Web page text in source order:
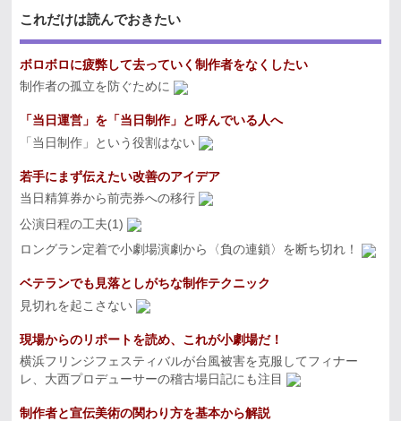
これだけは読んでおきたい
ボロボロに疲弊して去っていく制作者をなくしたい
制作者の孤立を防ぐために
「当日運営」を「当日制作」と呼んでいる人へ
「当日制作」という役割はない
若手にまず伝えたい改善のアイデア
当日精算券から前売券への移行
公演日程の工夫(1)
ロングラン定着で小劇場演劇から〈負の連鎖〉を断ち切れ！
ベテランでも見落としがちな制作テクニック
見切れを起こさない
現場からのリポートを読め、これが小劇場だ！
横浜フリンジフェスティバルが台風被害を克服してフィナー
レ、大西プロデューサーの稽古場日記にも注目
制作者と宣伝美術の関わり方を基本から解説